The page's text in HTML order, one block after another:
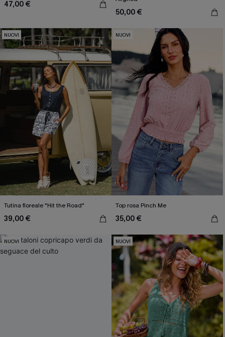
47,00 €
50,00 €
NUOVI
Tutina floreale "Hit the Road"
39,00 €
NUOVI
Top rosa Pinch Me
35,00 €
NUOVI NUOVI